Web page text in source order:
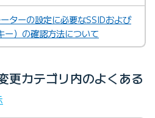
ターの設定に必要なSSIDおよび
ー）の確認方法について
更カテゴリ内のよくある